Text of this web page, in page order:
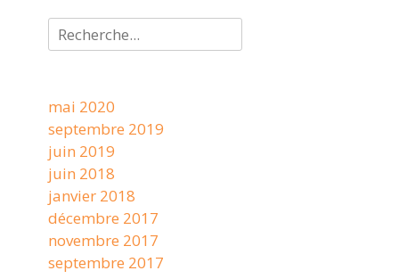
Rechercher :
mai 2020
septembre 2019
juin 2019
juin 2018
janvier 2018
décembre 2017
novembre 2017
septembre 2017